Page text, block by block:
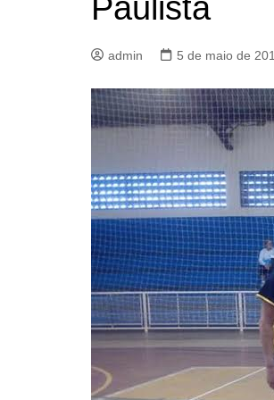
Paulista
admin 5 de maio de